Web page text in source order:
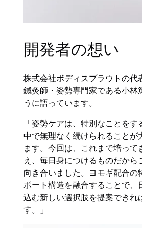
開発者の想い
株式会社ボディスプラウトの代
鍼灸師・姿勢専門家である小林
うに語っています。
「姿勢ケアは、特別なことを
中で無理なく続けられることが
ます。今回は、これまで培って
え、毎日身につけるものだから
向き合いました。ヨモギ配合の
ポート構造を融合することで、
込む新しい選択肢を提案できれ
す。」